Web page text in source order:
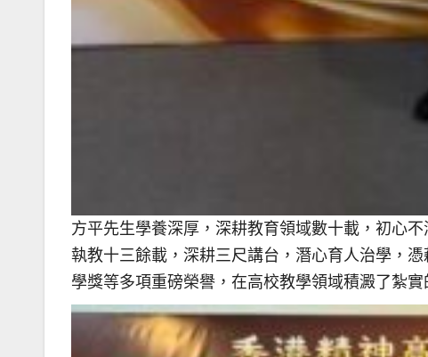
方平先生學養深厚，深耕教育領域數十載，初心
執教十三餘載，深耕三尺講台，潛心育人治學，
學獎等多項重磅榮譽，在高校教學領域積澱了紮實